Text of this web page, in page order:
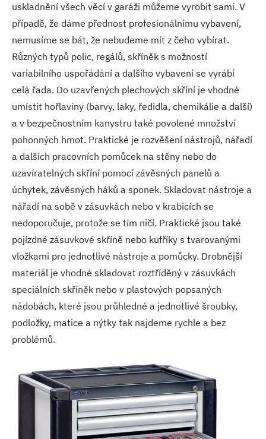
uskladnění všech věcí v garáži můžeme vyrobit sami. V
případě, že dáme přednost profesionálnímu vybavení,
nemusíme se bát, že nebudeme mít z čeho vybírat.
Různých typů polic, regálů, skříněk s možností
variabilního uspořádání a dalšího vybavení se vyrábí
celá řada. Do uzavřených plechových skříní je vhodné
umístit hořlaviny (barvy, laky, ředidla, chemikálie a další)
a v bezpečnostním kanystru také povolené množství
pohonných hmot. Praktické je rozvěšení nástrojů, nářadí
a dalších pracovních pomůcek na stěny nebo do
uzavíratelných skříní pomocí závěsných panelů a
úchytek, závěsných háků a sponek. Skladovat nástroje a
nářadí na sobě v zásuvkách nebo v krabicích se
nedoporučuje, protože se tím ničí. Praktické jsou také
pojízdné zásuvkové skříně nebo kufříky s tvarovanými
vložkami pro jednotlivé nástroje a pomůcky. Drobnější
materiál je vhodné skladovat roztříděný v zásuvkách
speciálních skříněk nebo v plastových popsaných
nádobách, které jsou průhledné a jednotlivé šroubky,
podložky, matice a nýtky tak najdeme rychle a bez
problémů.